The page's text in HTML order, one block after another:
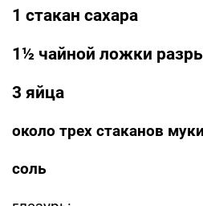
1 стакан сахара
1½ чайной ложки
3 яйца
около трех стаканов муки
соль